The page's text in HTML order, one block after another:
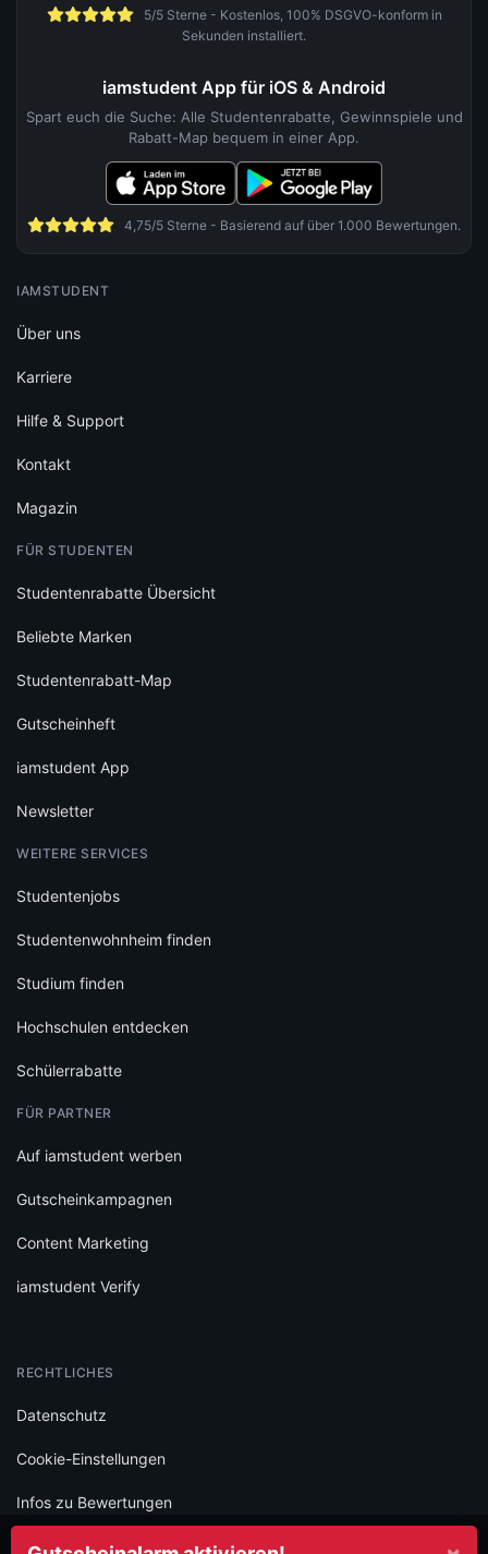
5/5 Sterne - Kostenlos, 100% DSGVO-konform in
Sekunden installiert.
iamstudent App für iOS & Android
Spart euch die Suche: Alle Studentenrabatte, Gewinnspiele und
Rabatt-Map bequem in einer App.
4,75/5 Sterne - Basierend auf über 1.000 Bewertungen.
IAMSTUDENT
Über uns
Karriere
Hilfe & Support
Kontakt
Magazin
FÜR STUDENTEN
Studentenrabatte Übersicht
Beliebte Marken
Studentenrabatt-Map
Gutscheinheft
iamstudent App
Newsletter
WEITERE SERVICES
Studentenjobs
Studentenwohnheim finden
Studium finden
Hochschulen entdecken
Schülerrabatte
FÜR PARTNER
Auf iamstudent werben
Gutscheinkampagnen
Content Marketing
iamstudent Verify
RECHTLICHES
Datenschutz
Cookie-Einstellungen
Infos zu Bewertungen
AGB